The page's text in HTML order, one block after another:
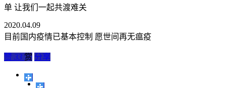
单 让我们一起共渡难关
2020.04.09
目前国内疫情已基本控制 愿世间再无瘟疫
赞 33 赏 分享